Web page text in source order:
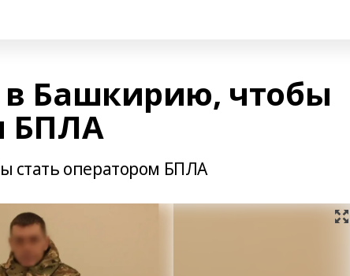
в Башкирию, чтобы
БПЛА
стать оператором БПЛА